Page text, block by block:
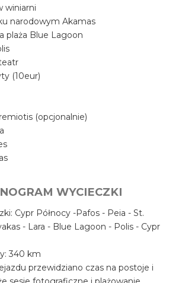
winiarni
narodowym Akamas
plaża Blue Lagoon
(10eur)
(opcjonalnie)
WYCIECZKI
Cypr Północy -Pafos - Peia - St.
- Lara - Blue Lagoon - Polis - Cypr
340 km
przewidziano czas na postoje i